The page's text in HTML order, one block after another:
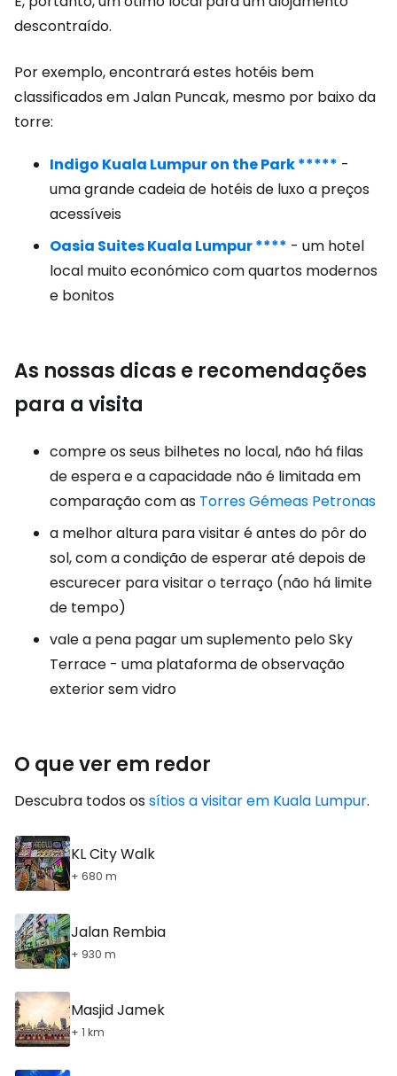
descontraído.
Por exemplo, encontrará estes hotéis bem
classificados em Jalan Puncak, mesmo por baixo da
torre:
Indigo Kuala Lumpur on the Park ***** -
uma grande cadeia de hotéis de luxo a preços
acessíveis
Oasia Suites Kuala Lumpur **** - um hotel
local muito económico com quartos modernos
e bonitos
As nossas dicas e recomendações
para a visita
compre os seus bilhetes no local, não há filas
de espera e a capacidade não é limitada em
comparação com as Torres Gémeas Petronas
a melhor altura para visitar é antes do pôr do
sol, com a condição de esperar até depois de
escurecer para visitar o terraço (não há limite
de tempo)
vale a pena pagar um suplemento pelo Sky
Terrace - uma plataforma de observação
exterior sem vidro
O que ver em redor
Descubra todos ossítios a visitar em Kuala Lumpur.
KL City Walk
+ 680 m
Jalan Rembia
+ 930 m
Masjid Jamek
+ 1 km